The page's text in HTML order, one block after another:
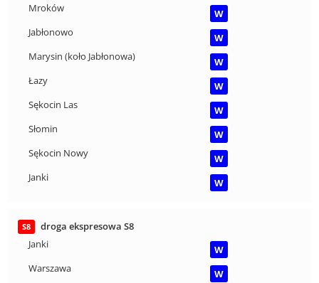
Mroków
W
Jabłonowo
W
Marysin (koło Jabłonowa)
W
Łazy
W
Sękocin Las
W
Słomin
W
Sękocin Nowy
W
Janki
W
S8
droga ekspresowa S8
Janki
W
Warszawa
W